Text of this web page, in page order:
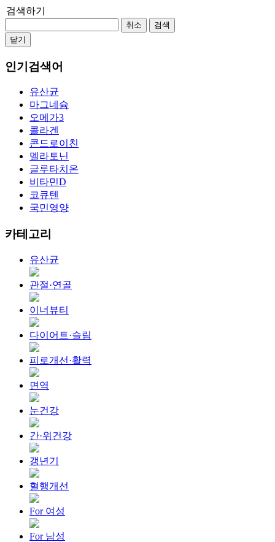
검색하기
취소
검색
닫기
인기검색어
유산균
마그네슘
오메가3
콜라겐
콘드로이친
멜라토닌
글루타치온
비타민D
코큐텐
국민영양
카테고리
유산균
관절·연골
이너뷰티
다이어트·슬림
피로개선·활력
면역
눈건강
간·위건강
갱년기
혈행개선
For 여성
For 남성